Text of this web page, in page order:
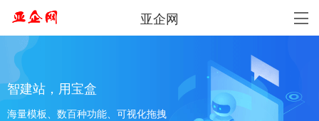
亚企网
智建站，用宝盒
海量模板、数百种功能、可视化拖拽